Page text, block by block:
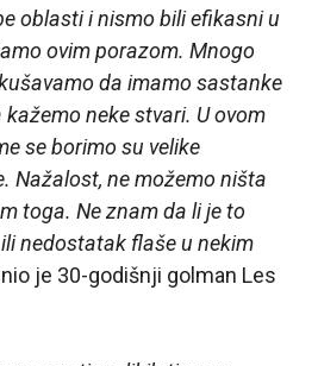
oblasti i nismo bili efikasni u
ovim porazom. Mnogo
da imamo sastanke
neke stvari. U ovom
se borimo su velike
Nažalost, ne možemo ništa
toga. Ne znam da li je to
nedostatak flaše u nekim
je 30-godišnji golman Les